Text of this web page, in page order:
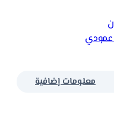
عمودي
معلومات إضافية